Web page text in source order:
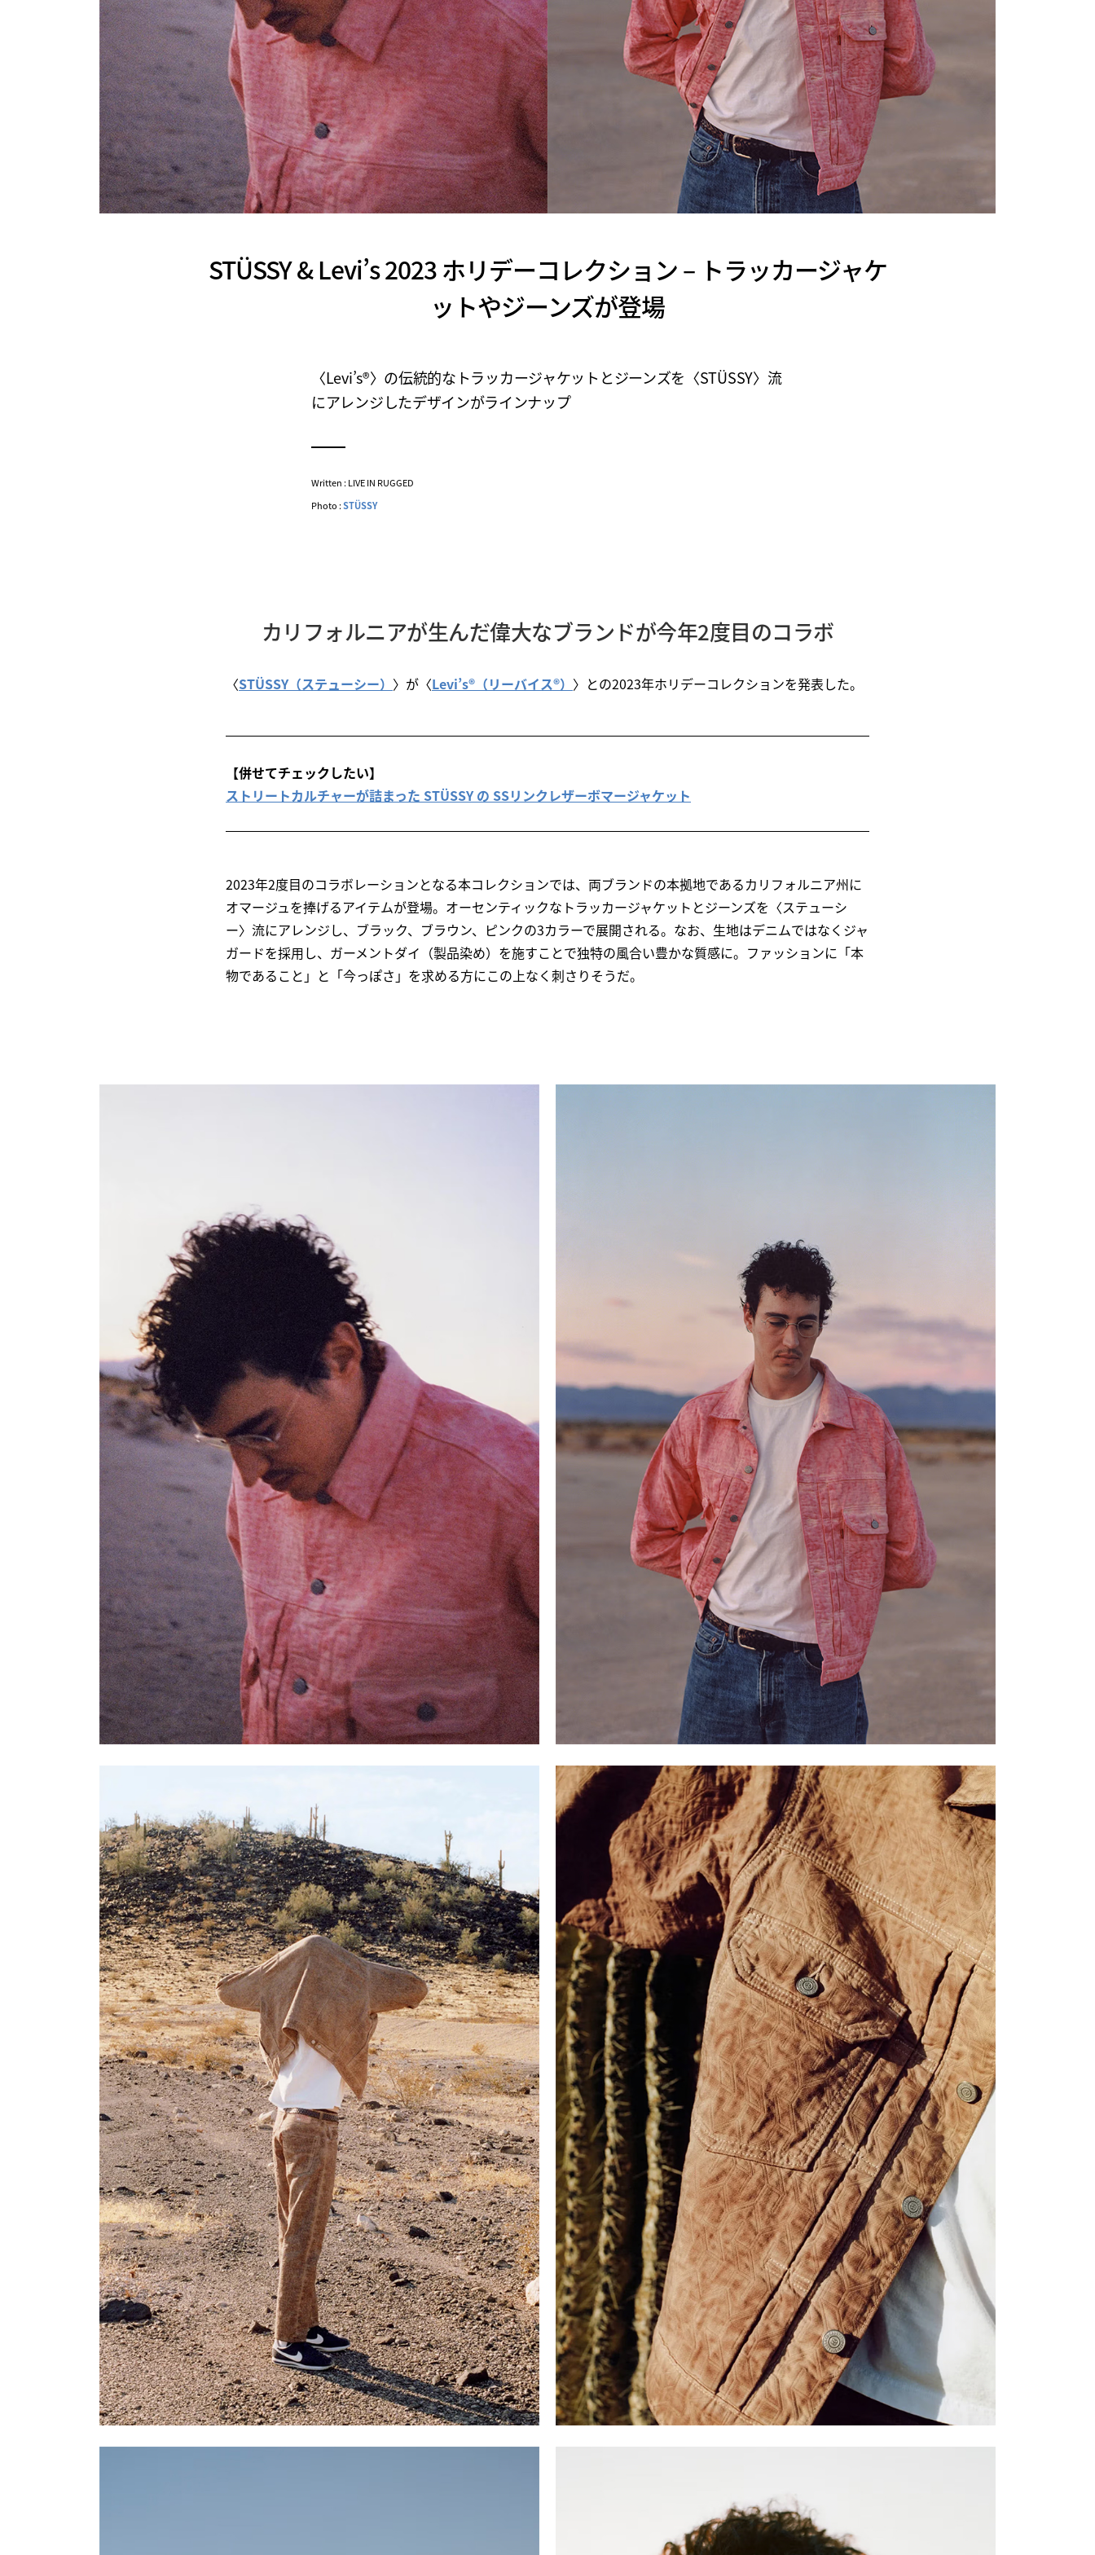
STÜSSY & Levi’s 2023 ホリデーコレクション – トラッカージャケ
ットやジーンズが登場
〈Levi’s®〉の伝統的なトラッカージャケットとジーンズを〈STÜSSY〉流
にアレンジしたデザインがラインナップ
Written : LIVE IN RUGGED
Photo :STÜSSY
カリフォルニアが生んだ偉大なブランドが今年2度目のコラボ
〈STÜSSY（ステューシー） 〉が〈Levi’s®（リーバイス®） 〉との2023年ホリデーコレクションを発表した。
【併せてチェックしたい】
ストリートカルチャーが詰まった STÜSSY の SSリンクレザーボマージャケット
2023年2度目のコラボレーションとなる本コレクションでは、両ブランドの本拠地であるカリフォルニア州に
オマージュを捧げるアイテムが登場。オーセンティックなトラッカージャケットとジーンズを〈ステューシ
ー〉流にアレンジし、ブラック、ブラウン、ピンクの3カラーで展開される。なお、生地はデニムではなくジャ
ガードを採用し、ガーメントダイ（製品染め）を施すことで独特の風合い豊かな質感に。ファッションに「本
物であること」と「今っぽさ」を求める方にこの上なく刺さりそうだ。